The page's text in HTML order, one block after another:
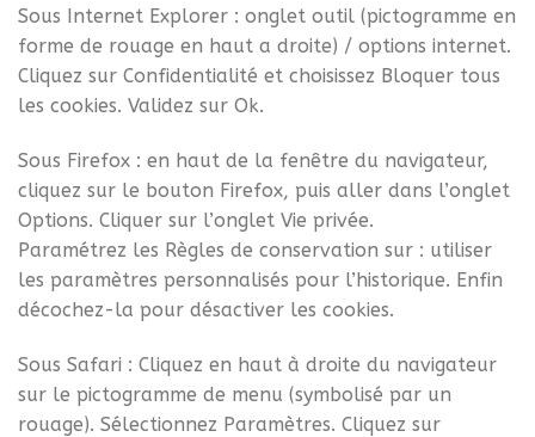
Sous Internet Explorer : onglet outil (pictogramme en
forme de rouage en haut a droite) / options internet.
Cliquez sur Confidentialité et choisissez Bloquer tous
les cookies. Validez sur Ok.
Sous Firefox : en haut de la fenêtre du navigateur,
cliquez sur le bouton Firefox, puis aller dans l’onglet
Options. Cliquer sur l’onglet Vie privée.
Paramétrez les Règles de conservation sur : utiliser
les paramètres personnalisés pour l’historique. Enfin
décochez-la pour désactiver les cookies.
Sous Safari : Cliquez en haut à droite du navigateur
sur le pictogramme de menu (symbolisé par un
rouage). Sélectionnez Paramètres. Cliquez sur